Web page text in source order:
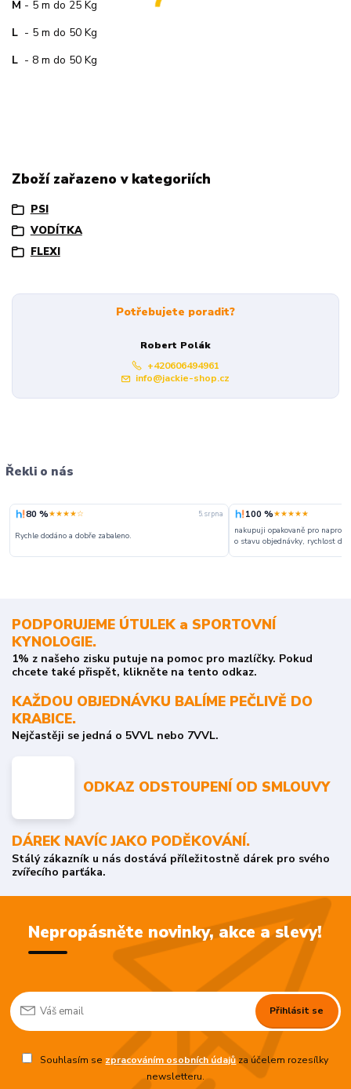
M - 5 m do 25 Kg
L - 5 m do 50 Kg
L - 8 m do 50 Kg
Zboží zařazeno v kategoriích
PSI
VODÍTKA
FLEXI
Potřebujete poradit?
Robert Polák
+420606494961
info@jackie-shop.cz
Řekli o nás
80 %★★★★☆ 5. srpna
Rychle dodáno a dobře zabaleno.
100 %★★★★★
nakupuji opakovaně pro
o stavu objednávky, rychlost
PODPORUJEME ÚTULEK a SPORTOVNÍ
KYNOLOGIE.
1% z našeho zisku putuje na pomoc pro mazlíčky. Pokud
chcete také přispět, klikněte na tento odkaz.
KAŽDOU OBJEDNÁVKU BALÍME PEČLIVĚ DO
KRABICE.
Nejčastěji se jedná o 5VVL nebo 7VVL.
ODKAZ ODSTOUPENÍ OD SMLOUVY
DÁREK NAVÍC JAKO PODĚKOVÁNÍ.
Stálý zákazník u nás dostává příležitostně dárek pro svého
zvířecího parťáka.
Nepropásněte novinky, akce a slevy!
Přihlásit se
Souhlasím se zpracováním osobních údajůza účelem rozesílky
newsletteru.